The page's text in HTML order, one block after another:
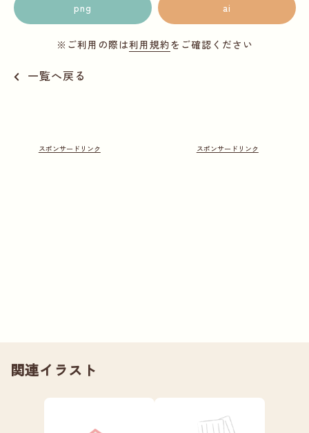
png ai
※ご利用の際は利用規約をご確認ください
一覧へ戻る
関連イラスト